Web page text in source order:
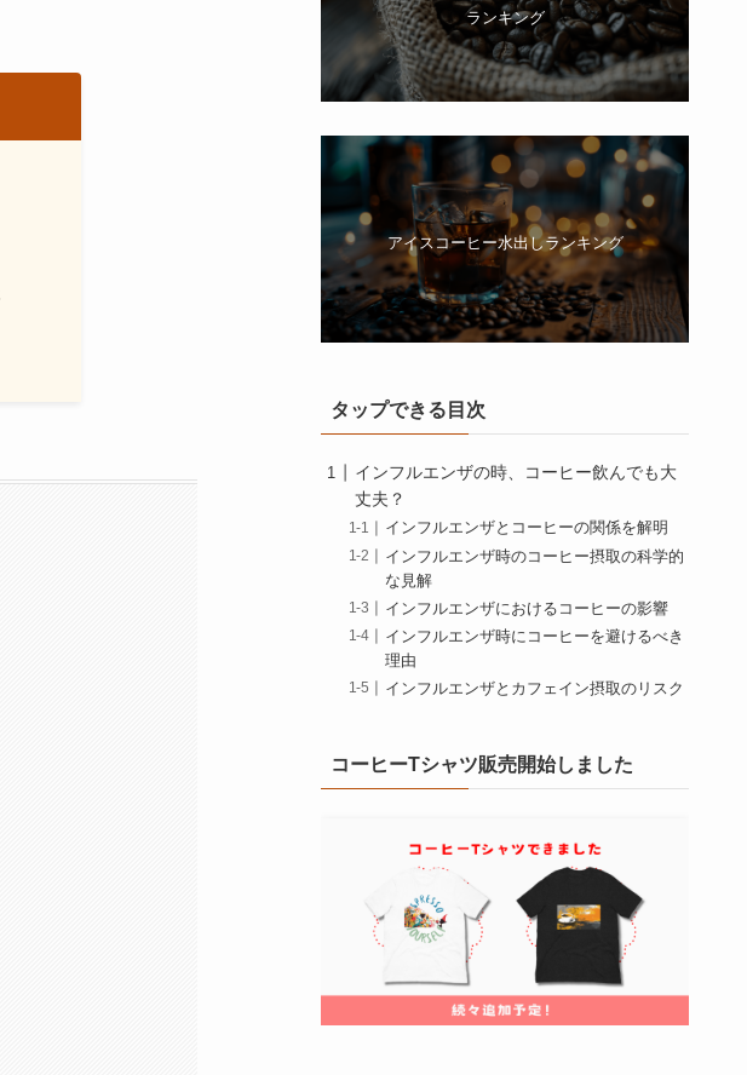
ランキング
アイスコーヒー水出しランキング
タップできる目次
インフルエンザの時、コーヒー飲んでも大
丈夫？
インフルエンザとコーヒーの関係を解明
インフルエンザ時のコーヒー摂取の科学的
な見解
インフルエンザにおけるコーヒーの影響
インフルエンザ時にコーヒーを避けるべき
理由
インフルエンザとカフェイン摂取のリスク
インフルエンザ時の食事とコーヒー 飲んで
も大丈夫？
インフルエンザ罹患時の飲み物のおすすめ
とコーヒーの比較
インフルエンザにいい食べ物とコーヒー摂
取の注意点
インフルエンザの時に食べてはいけないも
のとコーヒーの関連性
インフルエンザ予防に適した食べ物と飲み
コーヒーTシャツ販売開始しました